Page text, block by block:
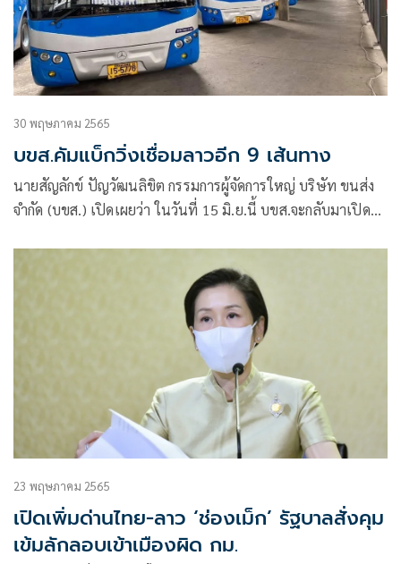
30 พฤษภาคม 2565
บขส.คัมแบ็กวิ่งเชื่อมลาวอีก 9 เส้นทาง
นายสัญลักข์ ปัญวัฒนลิขิต กรรมการผู้จัดการใหญ่ บริษัท ขนส่ง
จำกัด (บขส.) เปิดเผยว่า ในวันที่ 15 มิ.ย.นี้ บขส.จะกลับมาเปิดให้
23 พฤษภาคม 2565
เปิดเพิ่มด่านไทย-ลาว ‘ช่องเม็ก’ รัฐบาลสั่งคุม
เข้มลักลอบเข้าเมืองผิด กม.